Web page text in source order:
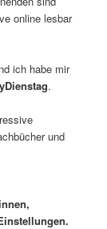
online lesbar
ich habe mir
.
und